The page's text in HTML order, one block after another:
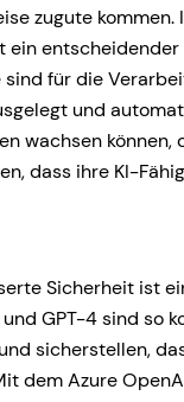
zugute kommen.
ein entscheidender
für die
und
wachsen können,
dass ihre KI-
Sicherheit ist
GPT-4 sind so
sicherstellen,
dem Azure